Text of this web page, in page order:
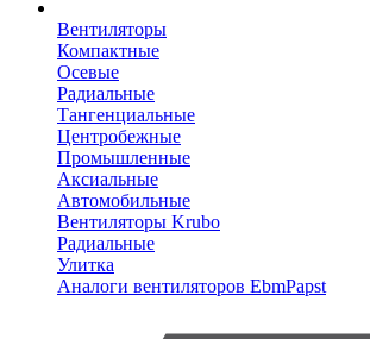
Вентиляторы
Компактные
Осевые
Радиальные
Тангенциальные
Центробежные
Промышленные
Аксиальные
Автомобильные
Вентиляторы Krubo
Радиальные
Улитка
Аналоги вентиляторов EbmPapst